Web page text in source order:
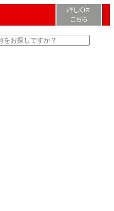
詳しくは
こちら